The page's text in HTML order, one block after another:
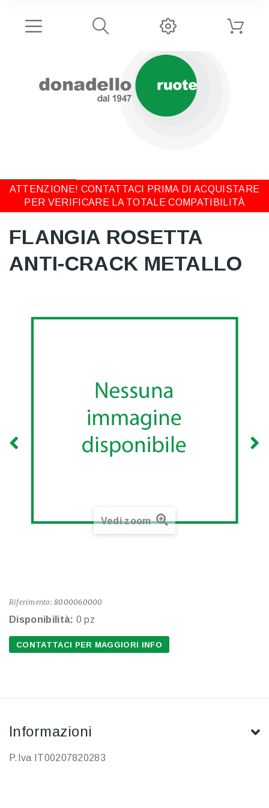
ATTENZIONE! CONTATTACI PRIMA DI ACQUISTARE
PER VERIFICARE LA TOTALE COMPATIBILITÀ
FLANGIA ROSETTA
ANTI-CRACK METALLO
Vedi zoom
Riferimento: 8000060000
Disponibilità: 0 pz
CONTATTACI PER MAGGIORI INFO
Informazioni
P.Iva IT00207820283